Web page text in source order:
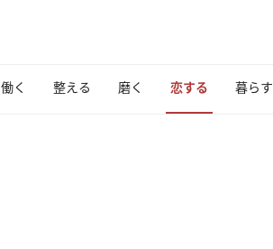
働く 整える 磨く 恋する 暮らす